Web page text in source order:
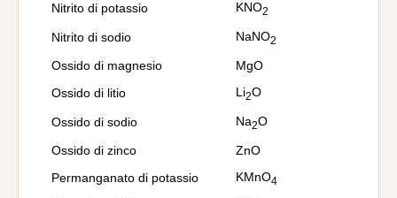
Nitrito di potassio KNO2
Nitrito di sodio NaNO2
Ossido di magnesio
MgO
Ossido di litio
Li2O
Ossido di sodio Na2O
Ossido di zinco
ZnO
Permanganato di potassio
KMnO4